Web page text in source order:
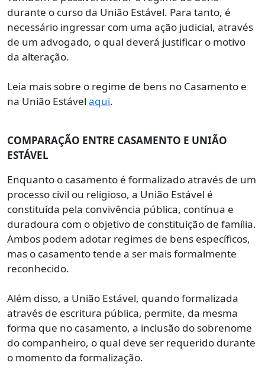
durante o curso da União Estável. Para tanto, é
necessário ingressar com uma ação judicial, através
de um advogado, o qual deverá justificar o motivo
da alteração.
Leia mais sobre o regime de bens no Casamento e
na União Estável aqui.
COMPARAÇÃO ENTRE CASAMENTO E UNIÃO
ESTÁVEL
Enquanto o casamento é formalizado através de um
processo civil ou religioso, a União Estável é
constituída pela convivência pública, contínua e
duradoura com o objetivo de constituição de família.
Ambos podem adotar regimes de bens específicos,
mas o casamento tende a ser mais formalmente
reconhecido.
Além disso, a União Estável, quando formalizada
através de escritura pública, permite, da mesma
forma que no casamento, a inclusão do sobrenome
do companheiro, o qual deve ser requerido durante
o momento da formalização.